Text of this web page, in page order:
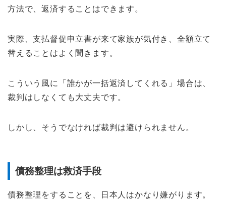
方法で、返済することはできます。
実際、支払督促申立書が来て家族が気付き、全額立て
替えることはよく聞きます。
こういう風に「誰かが一括返済してくれる」場合は、
裁判はしなくても大丈夫です。
しかし、そうでなければ裁判は避けられません。
債務整理は救済手段
債務整理をすることを、日本人はかなり嫌がります。